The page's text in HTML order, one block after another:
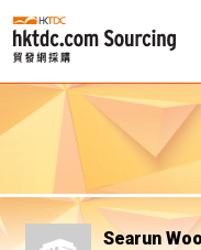
Searun